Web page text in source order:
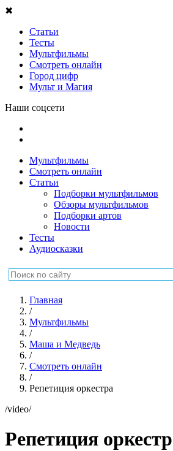
✖
Статьи
Тесты
Мультфильмы
Смотреть онлайн
Город цифр
Мульт и Магия
Наши соцсети
Мультфильмы
Смотреть онлайн
Статьи
Подборки мультфильмов
Обзоры мультфильмов
Подборки артов
Новости
Тесты
Аудиосказки
Главная
/
Мультфильмы
/
Маша и Медведь
/
Смотреть онлайн
/
Репетиция оркестра
/video/
Репетиция